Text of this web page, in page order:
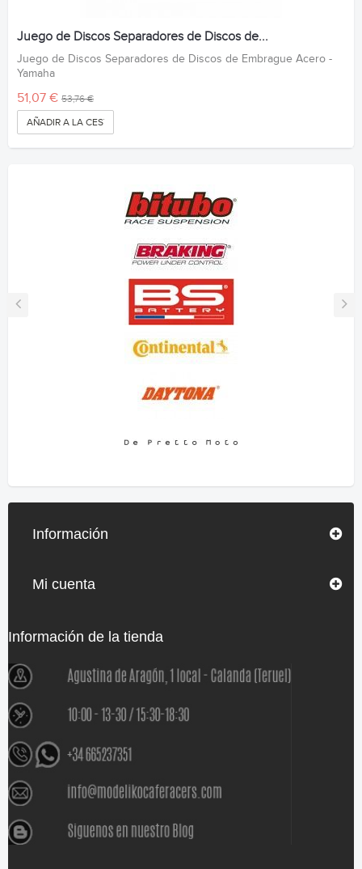
Juego de Discos Separadores de Discos de...
Juego de Discos Separadores de Discos de Embrague Acero -
Yamaha
51,07 € 53,76 €
AÑADIR A LA CESTA
Información
Mi cuenta
Información de la tienda